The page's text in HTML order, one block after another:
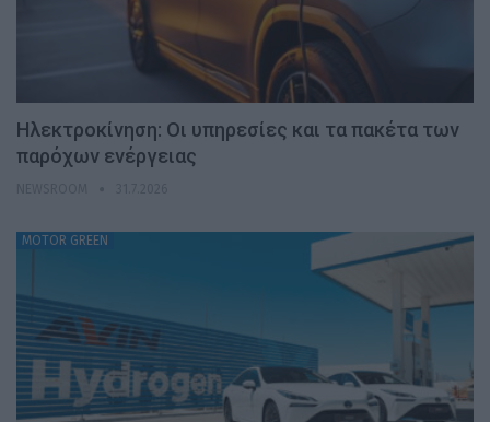
Ηλεκτροκίνηση: Οι υπηρεσίες και τα πακέτα των
παρόχων ενέργειας
MOTOR GREEN